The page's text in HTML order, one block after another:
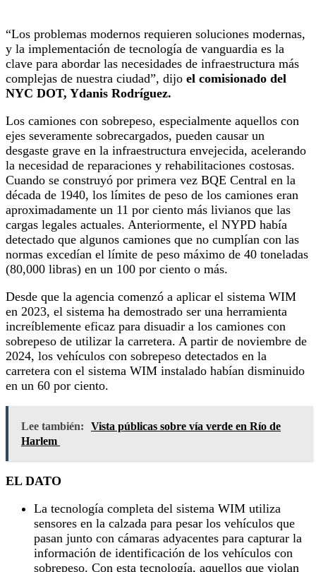
“Los problemas modernos requieren soluciones modernas,
y la implementación de tecnología de vanguardia es la
clave para abordar las necesidades de infraestructura más
complejas de nuestra ciudad”, dijo el comisionado del
NYC DOT, Ydanis Rodríguez.
Los camiones con sobrepeso, especialmente aquellos con
ejes severamente sobrecargados, pueden causar un
desgaste grave en la infraestructura envejecida, acelerando
la necesidad de reparaciones y rehabilitaciones costosas.
Cuando se construyó por primera vez BQE Central en la
década de 1940, los límites de peso de los camiones eran
aproximadamente un 11 por ciento más livianos que las
cargas legales actuales. Anteriormente, el NYPD había
detectado que algunos camiones que no cumplían con las
normas excedían el límite de peso máximo de 40 toneladas
(80,000 libras) en un 100 por ciento o más.
Desde que la agencia comenzó a aplicar el sistema WIM
en 2023, el sistema ha demostrado ser una herramienta
increíblemente eficaz para disuadir a los camiones con
sobrepeso de utilizar la carretera. A partir de noviembre de
2024, los vehículos con sobrepeso detectados en la
carretera con el sistema WIM instalado habían disminuido
en un 60 por ciento.
Lee también:
Vista públicas sobre vía verde en Río de
Harlem
EL DATO
La tecnología completa del sistema WIM utiliza
sensores en la calzada para pesar los vehículos que
pasan junto con cámaras adyacentes para capturar la
información de identificación de los vehículos con
sobrepeso. Con esta tecnología, aquellos que violan